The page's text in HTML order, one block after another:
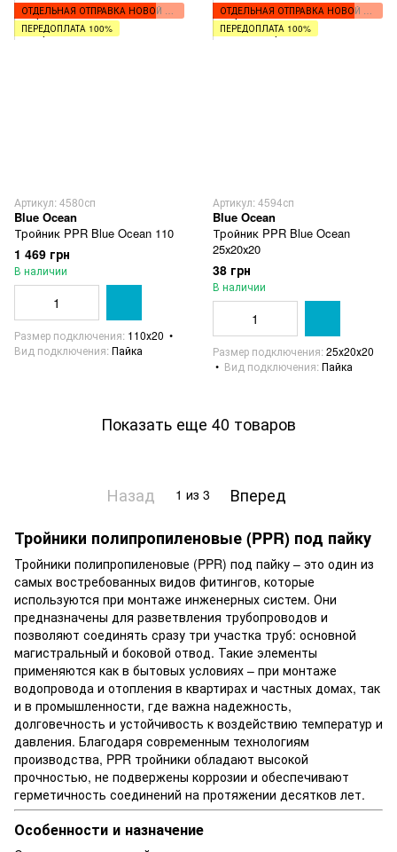
ОТДЕЛЬНАЯ ОТПРАВКА НОВОЙ ПОЧТОЙ
ПЕРЕДОПЛАТА 100%
Артикул: 4580сп
Blue Ocean
Тройник PPR Blue Ocean 110
1 469 грн
В наличии
Размер подключения 110х20
Вид подключения Пайка
ОТДЕЛЬНАЯ ОТПРАВКА НОВОЙ ПОЧТОЙ
ПЕРЕДОПЛАТА 100%
Артикул: 4594сп
Blue Ocean
Тройник PPR Blue Ocean
25х20х20
38 грн
В наличии
Размер подключения 25х20х20
Вид подключения Пайка
Показать еще 40 товаров
Назад 1 из 3
Вперед
Тройники полипропиленовые (PPR) под пайку
Тройники полипропиленовые (PPR) под пайку – это один из
самых востребованных видов фитингов, которые
используются при монтаже инженерных систем. Они
предназначены для разветвления трубопроводов и
позволяют соединять сразу три участка труб: основной
магистральный и боковой отвод. Такие элементы
применяются как в бытовых условиях – при монтаже
водопровода и отопления в квартирах и частных домах, так
и в промышленности, где важна надежность,
долговечность и устойчивость к воздействию температур и
давления. Благодаря современным технологиям
производства, PPR тройники обладают высокой
прочностью, не подвержены коррозии и обеспечивают
герметичность соединений на протяжении десятков лет.
Особенности и назначение